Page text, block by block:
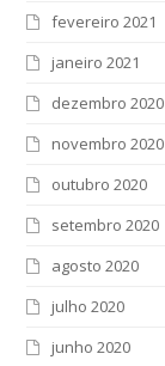
fevereiro 2021
janeiro 2021
dezembro 2020
novembro 2020
outubro 2020
setembro 2020
agosto 2020
julho 2020
junho 2020